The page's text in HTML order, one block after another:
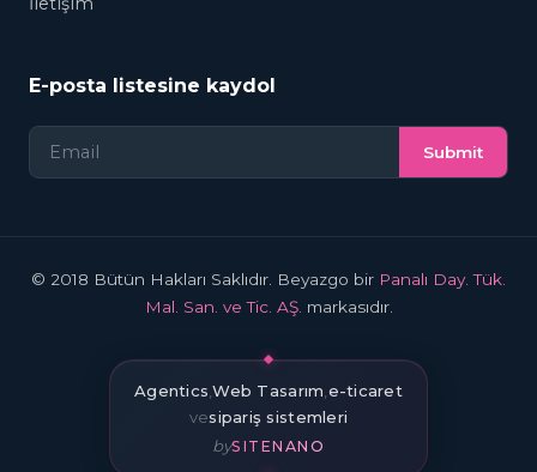
E-posta listesine kaydol
Submit
© 2018 Bütün Hakları Saklıdır. Beyazgo bir Panalı Day. Tük.
Mal. San. ve Tic. AŞ. markasıdır.
Agentics ,Web Tasarım e-ticaret
vesipariş sistemleri
bySITENANO